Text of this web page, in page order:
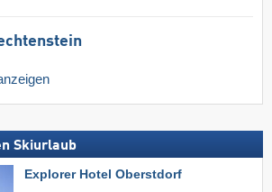
Skiurlaub
Explorer Hotel Oberstdorf